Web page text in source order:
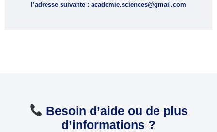
l’adresse suivante : academie.sciences@gmail.com
Besoin d’aide ou de plus
d’informations ?